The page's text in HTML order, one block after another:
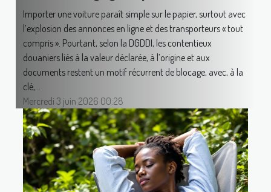
Importer une voiture paraît simple sur le papier, surtout avec
l’explosion des annonces en ligne et des transporteurs « tout
compris ». Pourtant, selon la DGDDI, les contentieux
douaniers liés à la valeur déclarée, à l’origine et aux
documents restent un motif récurrent de blocage, avec, à la
clé,...
Mercredi 3 juin 2026 00:28